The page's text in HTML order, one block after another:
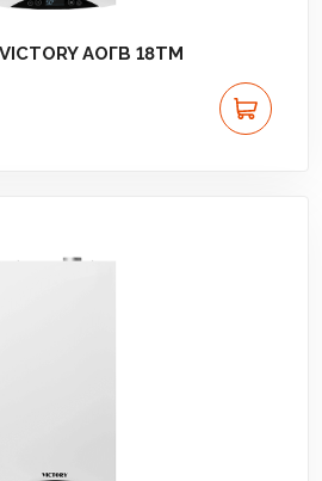
АОГВ 18TМ